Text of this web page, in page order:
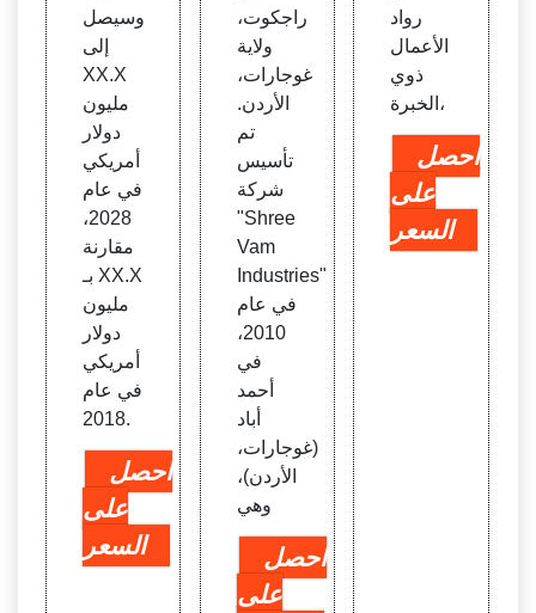
وسيصل
إلى
XX.X
مليون
دولار
أمريكي
في عام
2028،
مقارنة
بـ XX.X
مليون
دولار
أمريكي
في عام
2018.
احصل
على
السعر
راجكوت،
ولاية
غوجارات،
الأردن.
تم
تأسيس
شركة
"Shree
Vam
Industries"
في عام
2010،
في
أحمد
أباد
(غوجارات،
الأردن)،
وهي
احصل
على
رواد
الأعمال
ذوي
الخبرة،
احصل
على
السعر